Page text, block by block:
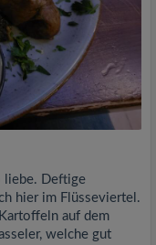
liebe. Deftige
hier im Flüsseviertel.
auf dem
welche gut